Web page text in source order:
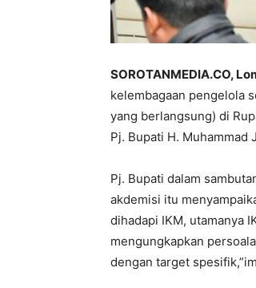
SOROTANMEDIA.CO,
kelembagaan pengelola
yang berlangsung) di
Pj. Bupati H. Muhammad
Pj. Bupati dalam
akdemisi itu
dihadapi IKM, utamanya
mengungkapkan
dengan target